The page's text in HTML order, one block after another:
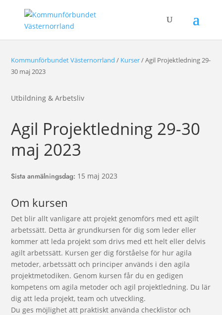
Kommunförbundet Västernorrland / Kurser/Agil Projektledning 29-
30 maj 2023
Utbildning & Arbetsliv
Agil Projektledning 29-30
maj 2023
Sista anmälningsdag: 15 maj 2023
Om kursen
Det blir allt vanligare att projekt genomförs med ett agilt
arbetssätt. Detta är grundkursen för dig som leder eller
kommer att leda projekt som drivs med ett helt eller delvis
agilt arbetssätt. Kursen ger dig förståelse för hur agila
metoder, arbetssätt och principer används i den agila
projektmetodiken. Genom kursen får du en gedigen
kompetens om agila metoder och agil projektledning. Du lär
dig att leda projekt, team och utveckling.
Du ges möjlighet att praktiskt använda checklistor och